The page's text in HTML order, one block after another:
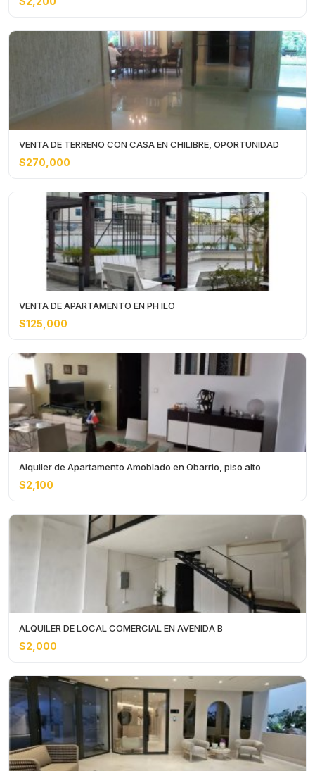
VENTA DE TERRENO CON CASA EN CHILIBRE, OPORTUNIDAD
$270,000
VENTA DE APARTAMENTO EN PH ILO
$125,000
Alquiler de Apartamento Amoblado en Obarrio, piso alto
$2,100
ALQUILER DE LOCAL COMERCIAL EN AVENIDA B
$2,000